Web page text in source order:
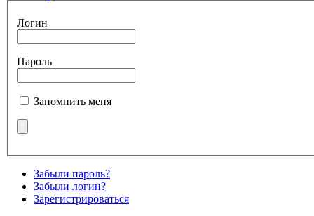
Логин
Пароль
Запомнить меня
Забыли пароль?
Забыли логин?
Зарегистрироваться